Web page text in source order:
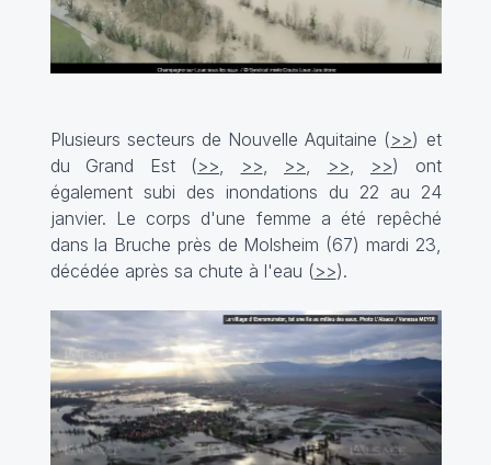
Plusieurs secteurs de Nouvelle Aquitaine (>>) et
du Grand Est (>> >> >> >> >>) ont
également subi des inondations du 22 au 24
janvier. Le corps d'une femme a été repêché
dans la Bruche près de Molsheim (67) mardi 23,
décédée après sa chute à l'eau (>>).